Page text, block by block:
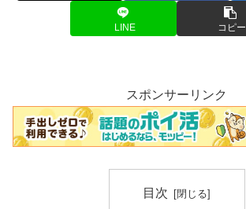
LINE コピー
スポンサーリンク
目次